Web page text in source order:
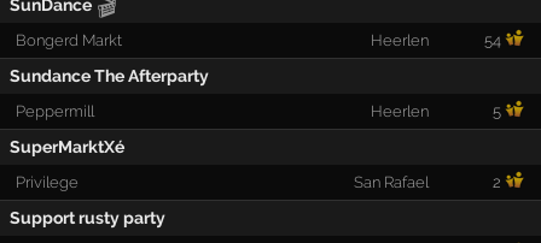
SunDance
Bongerd Markt Heerlen 54
Sundance The Afterparty
Peppermill Heerlen 5
SuperMarktXé
Privilege San Rafael 2
Support rusty party